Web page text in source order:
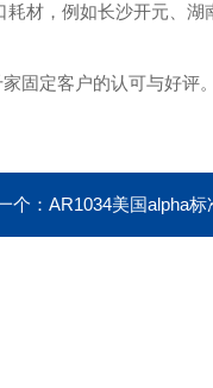
材，例如长沙开元、湖
固定客户的认可与好评。
个： AR1034美国alpha标准